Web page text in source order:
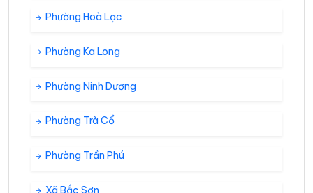
Phường Hoà Lạc
Phường Ka Long
Phường Ninh Dương
Phường Trà Cổ
Phường Trần Phú
Xã Bắc Sơn